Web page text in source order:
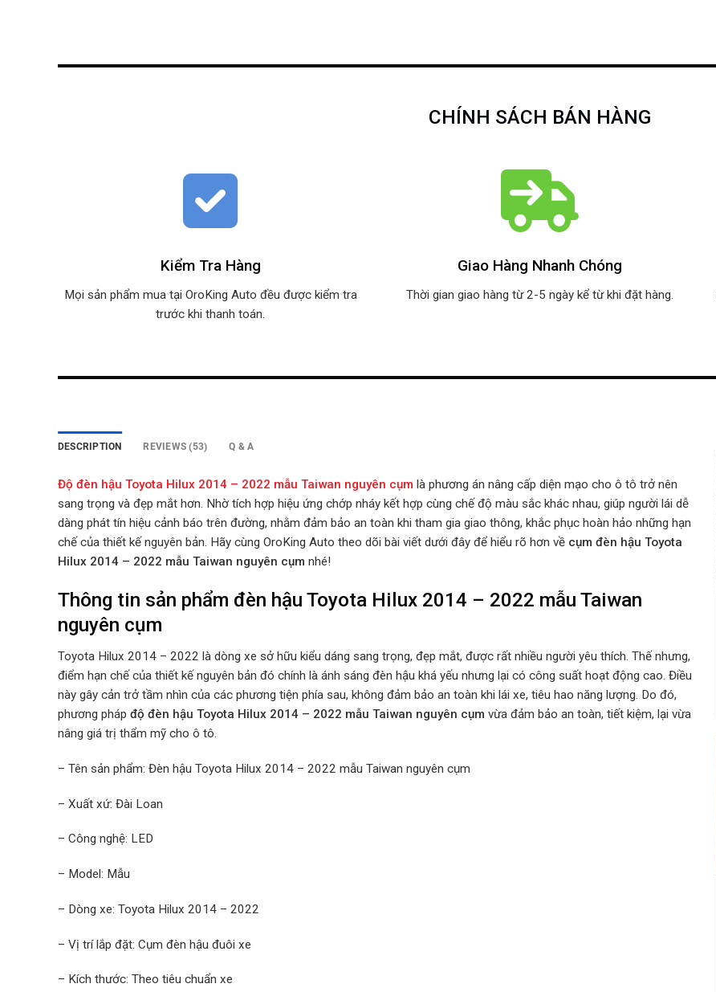
CHÍNH SÁCH BÁN HÀNG
Kiểm Tra Hàng
Mọi sản phẩm mua tại OroKing Auto đều được kiểm tra
trước khi thanh toán.
Giao Hàng Nhanh Chóng
Thời gian giao hàng từ 2-5 ngày kể từ khi đặt hàng.
DESCRIPTION REVIEWS (53) Q & A
Độ đèn hậu Toyota Hilux 2014 – 2022 mẫu Taiwan nguyên cụm là phương án nâng cấp diện mạo cho ô tô trở nên
sang trọng và đẹp mắt hơn. Nhờ tích hợp hiệu ứng chớp nháy kết hợp cùng chế độ màu sắc khác nhau, giúp người lái dễ
dàng phát tín hiệu cảnh báo trên đường, nhằm đảm bảo an toàn khi tham gia giao thông, khắc phục hoàn hảo những hạn
chế của thiết kế nguyên bản. Hãy cùng OroKing Auto theo dõi bài viết dưới đây để hiểu rõ hơn về cụm đèn hậu Toyota
Hilux 2014 – 2022 mẫu Taiwan nguyên cụm nhé!
Thông tin sản phẩm đèn hậu Toyota Hilux 2014 – 2022 mẫu Taiwan
nguyên cụm
Toyota Hilux 2014 – 2022 là dòng xe sở hữu kiểu dáng sang trọng, đẹp mắt, được rất nhiều người yêu thích. Thế nhưng,
điểm hạn chế của thiết kế nguyên bản đó chính là ánh sáng đèn hậu khá yếu nhưng lại có công suất hoạt động cao. Điều
này gây cản trở tầm nhìn của các phương tiện phía sau, không đảm bảo an toàn khi lái xe, tiêu hao năng lượng. Do đó,
phương pháp độ đèn hậu Toyota Hilux 2014 – 2022 mẫu Taiwan nguyên cụm vừa đảm bảo an toàn, tiết kiệm, lại vừa
nâng giá trị thẩm mỹ cho ô tô.
– Tên sản phẩm: Đèn hậu Toyota Hilux 2014 – 2022 mẫu Taiwan nguyên cụm
– Xuất xứ: Đài Loan
– Công nghệ: LED
– Model: Mẫu
– Dòng xe: Toyota Hilux 2014 – 2022
– Vị trí lắp đặt: Cụm đèn hậu đuôi xe
– Kích thước: Theo tiêu chuẩn xe